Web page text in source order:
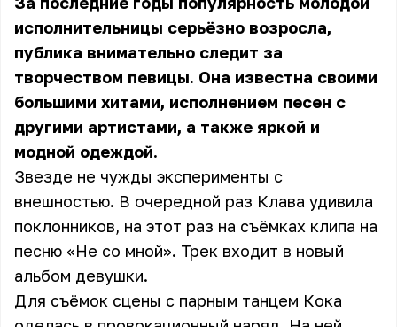
исполнительницы серьёзно возросла,
публика внимательно следит за
творчеством певицы. Она известна своими
большими хитами, исполнением песен с
другими артистами, а также яркой и
модной одеждой.
Звезде не чужды эксперименты с
внешностью. В очередной раз Клава удивила
поклонников, на этот раз на съёмках клипа на
песню «Не со мной». Трек входит в новый
альбом девушки.
Для съёмок сцены с парным танцем Кока